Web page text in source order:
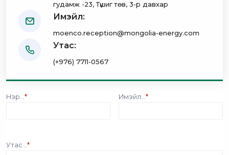
гудамж -23, Түшиг төв, 3-р давхар
Имэйл:
moenco.reception@mongolia-energy.com
Утас:
(+976) 7711-0567
Нэр...* Имэйл...*
Утас... *